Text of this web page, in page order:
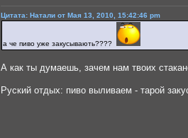
Цитата: Натали от Мая 13, 2010, 15:42:46 pm
а че пиво уже закусывають????
А как ты думаешь, зачем нам твоих
Руский отдых: пиво выливаем - тарой